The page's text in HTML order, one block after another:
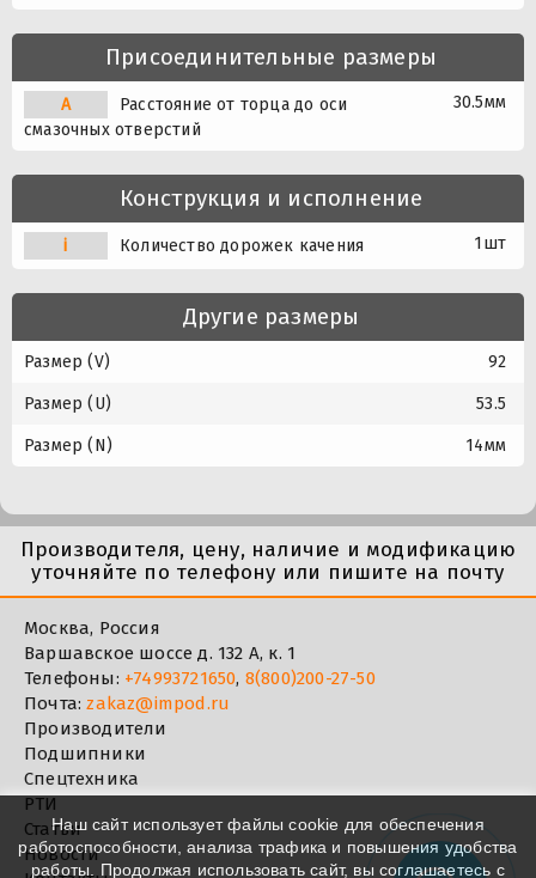
Присоединительные размеры
A
Расстояние от торца до оси
смазочных отверстий
30.5мм
Конструкция и исполнение
i Количество дорожек качения 1шт
Другие размеры
Размер (V) 92
Размер (U) 53.5
Размер (N) 14мм
Производителя, цену, наличие и модификацию
уточняйте по телефону или пишите на почту
Москва, Россия
Варшавское шоссе д. 132 А, к. 1
Телефоны: +74993721650, 8(800)200-27-50
Почта:zakaz@impod.ru
Производители
Подшипники
Спецтехника
РТИ
Статьи
Новости
Наш сайт использует файлы cookie для обеспечения
работоспособности, анализа трафика и повышения удобства
работы. Продолжая использовать сайт, вы соглашаетесь с